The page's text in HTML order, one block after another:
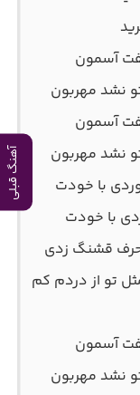
آهنگ قبلی
آسمون
نشد مهربون
آسمون
نشد مهربون
با خودت
با خودت
حرف قشنگ زدی
تو از دردم کم
آسمون
نشد مهربون